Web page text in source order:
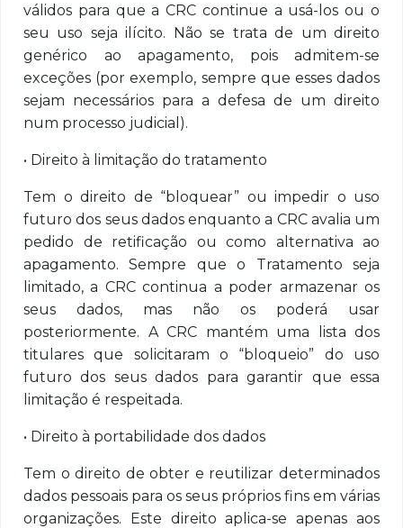
válidos para que a CRC continue a usá-los ou o
seu uso seja ilícito. Não se trata de um direito
genérico ao apagamento, pois admitem-se
exceções (por exemplo, sempre que esses dados
sejam necessários para a defesa de um direito
num processo judicial).
• Direito à limitação do tratamento
Tem o direito de “bloquear” ou impedir o uso
futuro dos seus dados enquanto a CRC avalia um
pedido de retificação ou como alternativa ao
apagamento. Sempre que o Tratamento seja
limitado, a CRC continua a poder armazenar os
seus dados, mas não os poderá usar
posteriormente. A CRC mantém uma lista dos
titulares que solicitaram o “bloqueio” do uso
futuro dos seus dados para garantir que essa
limitação é respeitada.
• Direito à portabilidade dos dados
Tem o direito de obter e reutilizar determinados
dados pessoais para os seus próprios fins em várias
organizações. Este direito aplica-se apenas aos